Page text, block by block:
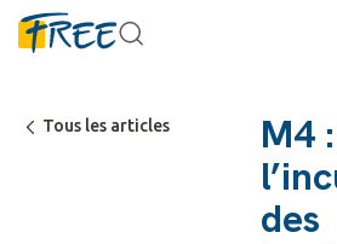
Tous les articles
M4
des